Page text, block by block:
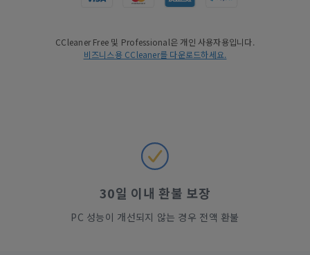
CCleaner Free 및 Professional은 개인 사용자용입니다.
비즈니스용 CCleaner를 다운로드하세요.
30일 이내 환불 보장
PC 성능이 개선되지 않는 경우 전액 환불